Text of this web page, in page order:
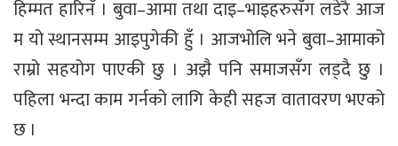
हिम्मत हारिनँ । बुवा–आमा तथा दाइ–भाइहरुसँग लडेरै आज
म यो स्थानसम्म आइपुगेकी हुँ । आजभोलि भने बुवा–आमाको
राम्रो सहयोग पाएकी छु । अझै पनि समाजसँग लड्दै छु ।
पहिला भन्दा काम गर्नको लागि केही सहज वातावरण भएको
छ ।